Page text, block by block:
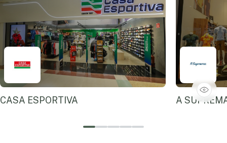
CASA ESPORTIVA A